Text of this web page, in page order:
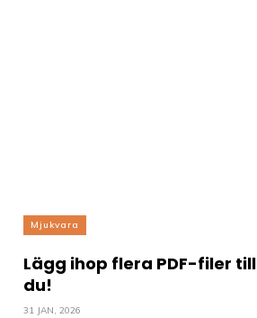
Mjukvara
Lägg ihop flera PDF-filer till
du!
31 JAN, 2026